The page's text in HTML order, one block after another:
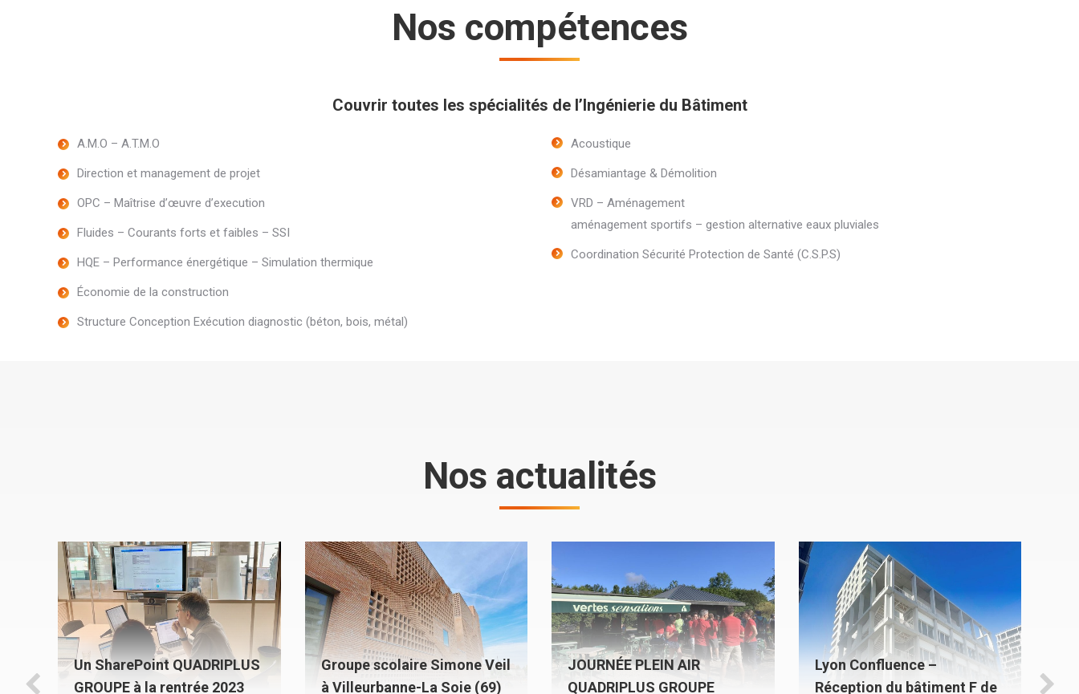
Nos compétences
Couvrir toutes les spécialités de l’Ingénierie du Bâtiment
A.M.O – A.T.M.O
Direction et management de projet
OPC – Maîtrise d’œuvre d’execution
Fluides – Courants forts et faibles – SSI
HQE – Performance énergétique – Simulation thermique
Économie de la construction
Structure Conception Exécution diagnostic (béton, bois, métal)
Acoustique
Désamiantage & Démolition
VRD – Aménagement
aménagement sportifs – gestion alternative eaux pluviales
Coordination Sécurité Protection de Santé (C.S.P.S)
Nos actualités
Un SharePoint QUADRIPLUS
GROUPE à la rentrée 2023
Groupe scolaire Simone Veil
à Villeurbanne-La Soie (69)
JOURNÉE PLEIN AIR
QUADRIPLUS GROUPE
Lyon Confluence –
Réception du bâtiment F de